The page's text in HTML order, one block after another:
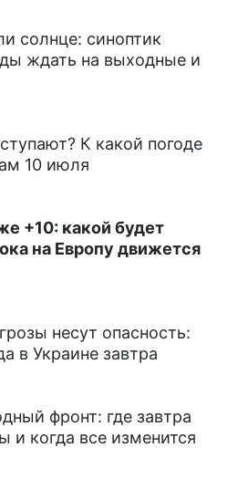
солнце: синоптик
ждать на выходные и
К какой погоде
10 июля
+10: какой будет
на Европу движется
несут опасность:
в Украине завтра
фронт: где завтра
и когда все изменится